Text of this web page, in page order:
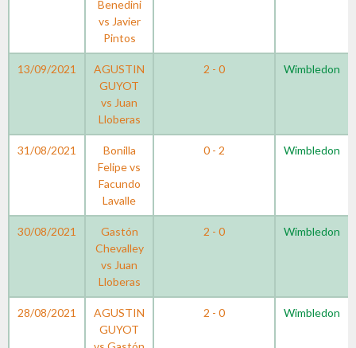
Benedini
vs Javier
Pintos
13/09/2021
AGUSTIN
GUYOT
vs Juan
Lloberas
2 - 0 Wimbledon
31/08/2021
Bonilla
Felipe vs
Facundo
Lavalle
0 - 2 Wimbledon
30/08/2021
Gastón
Chevalley
vs Juan
Lloberas
2 - 0 Wimbledon
28/08/2021
AGUSTIN
GUYOT
2 - 0 Wimbledon